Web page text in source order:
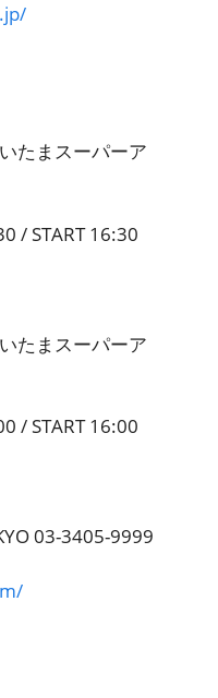
たまスーパーア
/ START 16:30
たまスーパーア
/ START 16:00
03-3405-9999